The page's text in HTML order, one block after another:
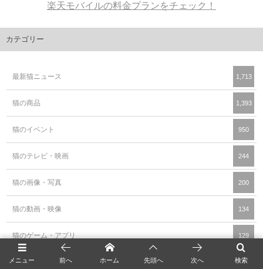
楽天モバイルの料金プランをチェック！
カテゴリー
最新猫ニュース 1,713
猫の商品 1,393
猫のイベント 950
猫のテレビ・映画 244
猫の画像・写真 200
猫の動画・映像 134
猫のゲーム・アプリ 129
猫カフェ 107
メニュー 検索
前へ ホーム 先頭へ 次へ